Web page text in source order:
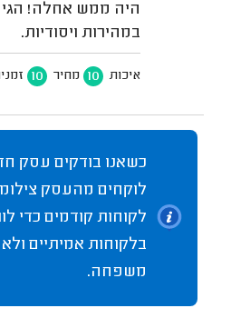
היה ממש אחלה!
במהירות ויסודיות.
איכות 10 מחיר 10
כשאנו בודקים עסק
לוקחים מהעסק
לקוחות קודמים כדי
בלקוחות אמיתיים
משפחה.